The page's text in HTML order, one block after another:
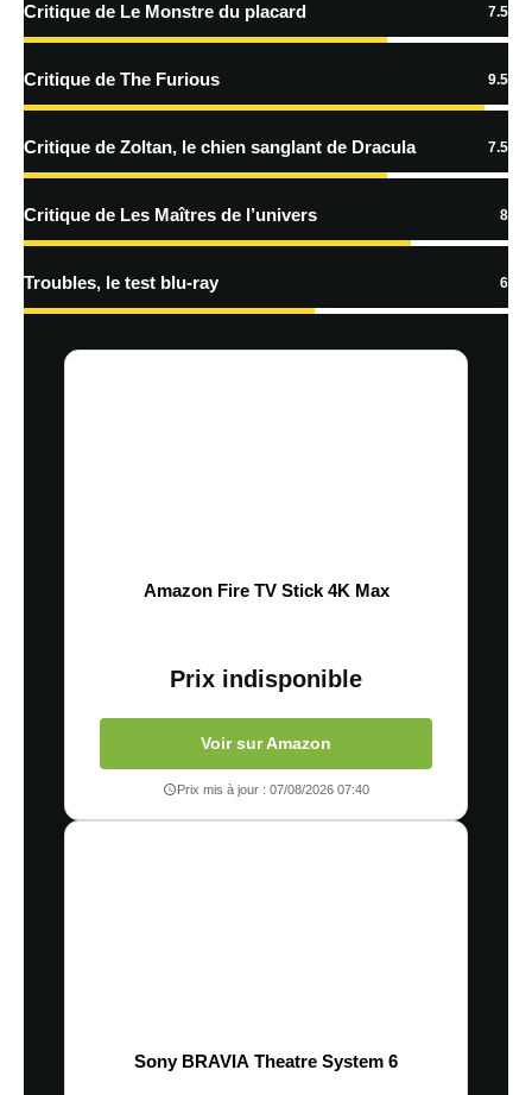
En savoir
traitées
Critique de Le Monstre du placard 7.5
Critique de The Furious 9.5
Critique de Zoltan, le chien sanglant de Dracula 7.5
Critique de Les Maîtres de l’univers 8
Troubles, le test blu-ray 6
Amazon Fire TV Stick 4K Max
Prix indisponible
Voir sur Amazon
Prix mis à jour : 07/08/2026 07:40
Sony BRAVIA Theatre System 6